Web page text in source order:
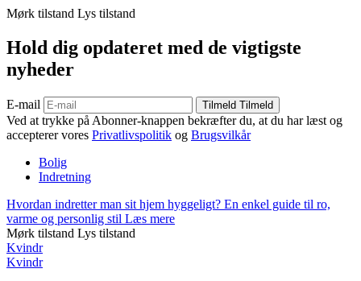
Mørk tilstand Lys tilstand
Hold dig opdateret med de vigtigste
nyheder
E-mail Tilmeld Tilmeld
Ved at trykke på Abonner-knappen bekræfter du, at du har læst og
accepterer vores Privatlivspolitik og Brugsvilkår
Bolig
Indretning
Hvordan indretter man sit hjem hyggeligt? En enkel guide til ro,
varme og personlig stil Læs mere
Mørk tilstand Lys tilstand
Kvindr
Kvindr